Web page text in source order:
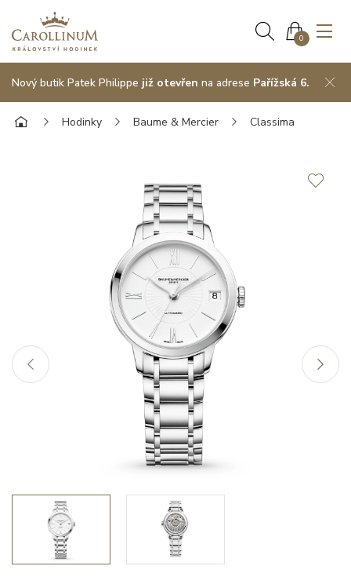
0
Nový butik Patek Philippe již otevřen na adrese Pařížská 6.
Hodinky Baume & Mercier Classima